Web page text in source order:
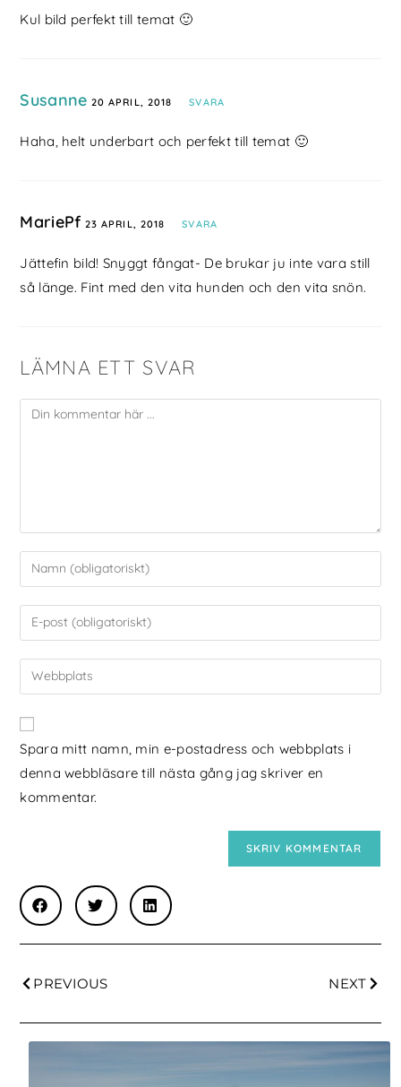
Kul bild perfekt till temat 🙂
Susanne 20 APRIL, 2018 SVARA
Haha, helt underbart och perfekt till temat 🙂
MariePf 23 APRIL, 2018 SVARA
Jättefin bild! Snyggt fångat- De brukar ju inte vara still
så länge. Fint med den vita hunden och den vita snön.
LÄMNA ETT SVAR
Spara mitt namn, min e-postadress och webbplats i
denna webbläsare till nästa gång jag skriver en
kommentar.
PREVIOUS NEXT